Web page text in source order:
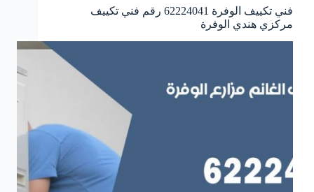
فني تكييف الوفرة 62224041 رقم فني تكييف
مركزي هندي الوفرة